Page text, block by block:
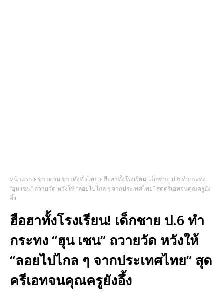
หน้าแรก ข่าวด่วน ข่าวดังทั่วไทย
ฮือฮาทั้งโรงเรียน! เด็กชาย ป.6 ทำกระทง
“ฮุน เซน” ถวายวัด หวังให้ “ลอยไปไกล ๆ จากประเทศไทย” สุดครีเอทจนคุณครูยัง
อึ้ง
ฮือฮาทั้งโรงเรียน! เด็กชาย ป.6 ทำ
กระทง “ฮุน เซน” ถวายวัด หวังให้
“ลอยไปไกล ๆ จากประเทศไทย” สุด
ครีเอทจนคุณครูยังอึ้ง